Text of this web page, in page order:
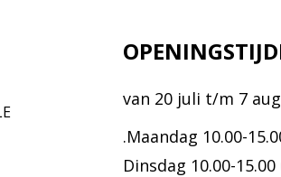
van 20 juli t/m 7
.Maandag 10.00-
Dinsdag 10.00-